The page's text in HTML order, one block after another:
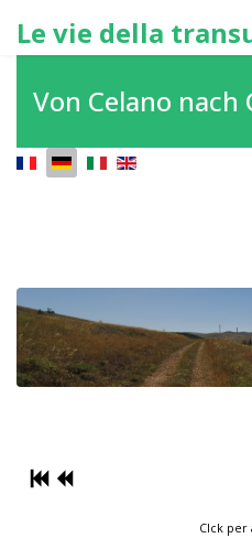
Le vie della
Von Celano nach
Sprache auswählen
Clck per